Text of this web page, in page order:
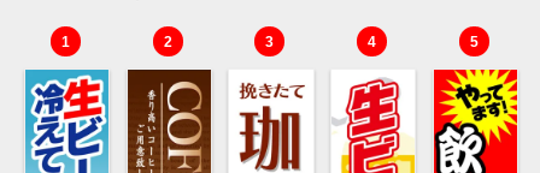
1 2 3 4 5